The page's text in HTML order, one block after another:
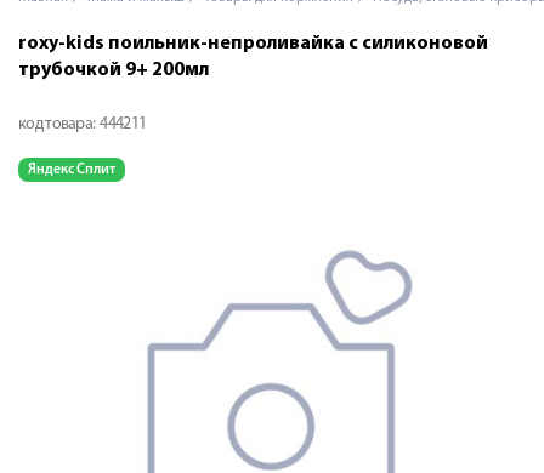
roxy-kids поильник-непроливайка с силиконовой
трубочкой 9+ 200мл
код товара: 444211
Яндекс Сплит